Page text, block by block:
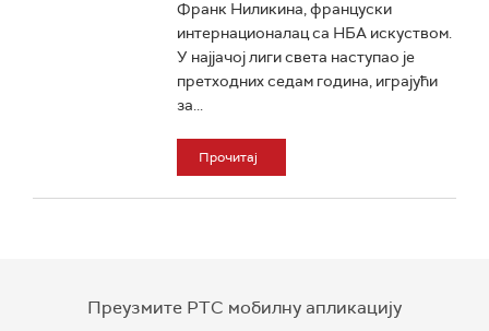
Франк Ниликина, француски
интернационалац са НБА искуством.
У најјачој лиги света наступао је
претходних седам година, играјући
за...
Прочитај
Преузмите РТС мобилну апликацију